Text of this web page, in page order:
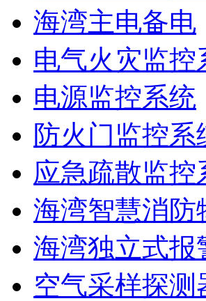
海湾主电备电
电气火灾监控
电源监控系统
防火门监控系
应急疏散监控
海湾智慧消防
海湾独立式报
空气采样探测